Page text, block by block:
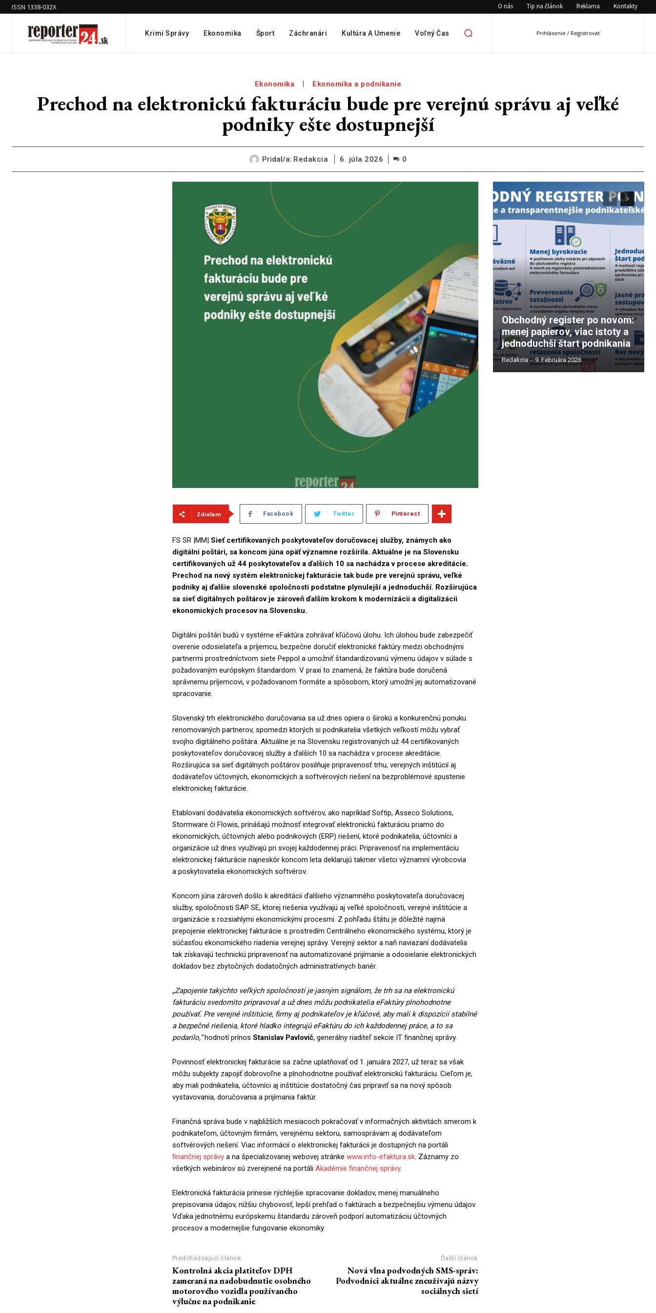
ISSN 1338-032X O nás Tip na článok Reklama Kontakty
Krimi Správy Ekonomika Šport Záchranári Kultúra A Umenie Voľný Čas Prihlásenie / Registrovať
Ekonomika Ekonomika a podnikanie
Prechod na elektronickú fakturáciu bude pre verejnú správu aj veľké
podniky ešte dostupnejší
Pridal/a: Redakcia 6. júla 2026 0
Zdieľam Facebook Twitter Pinterest
FS SR |MM| Sieť certifikovaných poskytovateľov doručovacej služby, známych ako
digitálni poštári, sa koncom júna opäť významne rozšírila. Aktuálne je na Slovensku
certifikovaných už 44 poskytovateľov a ďalších 10 sa nachádza v procese akreditácie.
Prechod na nový systém elektronickej fakturácie tak bude pre verejnú správu, veľké
podniky aj ďalšie slovenské spoločnosti podstatne plynulejší a jednoduchší. Rozširujúca
sa sieť digitálnych poštárov je zároveň ďalším krokom k modernizácii a digitalizácii
ekonomických procesov na Slovensku.
Digitálni poštári budú v systéme eFaktúra zohrávať kľúčovú úlohu. Ich úlohou bude zabezpečiť
overenie odosielateľa a príjemcu, bezpečne doručiť elektronické faktúry medzi obchodnými
partnermi prostredníctvom siete Peppol a umožniť štandardizovanú výmenu údajov v súlade s
požadovaným európskym štandardom. V praxi to znamená, že faktúra bude doručená
správnemu príjemcovi, v požadovanom formáte a spôsobom, ktorý umožní jej automatizované
spracovanie.
Slovenský trh elektronického doručovania sa už dnes opiera o širokú a konkurenčnú ponuku
renomovaných partnerov, spomedzi ktorých si podnikatelia všetkých veľkostí môžu vybrať
svojho digitálneho poštára. Aktuálne je na Slovensku registrovaných už 44 certifikovaných
poskytovateľov doručovacej služby a ďalších 10 sa nachádza v procese akreditácie.
Rozširujúca sa sieť digitálnych poštárov posilňuje pripravenosť trhu, verejných inštitúcií aj
dodávateľov účtovných, ekonomických a softvérových riešení na bezproblémové spustenie
elektronickej fakturácie.
Etablovaní dodávatelia ekonomických softvérov, ako napríklad Softip, Asseco Solutions,
Stormware či Flowis, prinášajú možnosť integrovať elektronickú fakturáciu priamo do
ekonomických, účtovných alebo podnikových (ERP) riešení, ktoré podnikatelia, účtovníci a
organizácie už dnes využívajú pri svojej každodennej práci. Pripravenosť na implementáciu
elektronickej fakturácie najneskôr koncom leta deklarujú takmer všetci významní výrobcovia
a poskytovatelia ekonomických softvérov.
Koncom júna zároveň došlo k akreditácii ďalšieho významného poskytovateľa doručovacej
služby, spoločnosti SAP SE, ktorej riešenia využívajú aj veľké spoločnosti, verejné inštitúcie a
organizácie s rozsiahlymi ekonomickými procesmi. Z pohľadu štátu je dôležité najmä
prepojenie elektronickej fakturácie s prostredím Centrálneho ekonomického systému, ktorý je
súčasťou ekonomického riadenia verejnej správy. Verejný sektor a naň naviazaní dodávatelia
tak získavajú technickú pripravenosť na automatizované prijímanie a odosielanie elektronických
dokladov bez zbytočných dodatočných administratívnych bariér.
„Zapojenie takýchto veľkých spoločností je jasným signálom, že trh sa na elektronickú
fakturáciu svedomito pripravoval a už dnes môžu podnikatelia eFaktúry plnohodnotne
používať. Pre verejné inštitúcie, firmy aj podnikateľov je kľúčové, aby mali k dispozícii stabilné
a bezpečné riešenia, ktoré hladko integrujú eFaktúru do ich každodennej práce, a to sa
podarilo,“hodnotí prínos Stanislav Pavlovič, generálny riaditeľ sekcie IT finančnej správy.
Povinnosť elektronickej fakturácie sa začne uplatňovať od 1. januára 2027, už teraz sa však
môžu subjekty zapojiť dobrovoľne a plnohodnotne používať elektronickú fakturáciu. Cieľom je,
aby mali podnikatelia, účtovníci aj inštitúcie dostatočný čas pripraviť sa na nový spôsob
vystavovania, doručovania a prijímania faktúr.
Finančná správa bude v najbližších mesiacoch pokračovať v informačných aktivitách smerom k
podnikateľom, účtovným firmám, verejnému sektoru, samosprávam aj dodávateľom
softvérových riešení. Viac informácií o elektronickej fakturácii je dostupných na portáli
finančnej správya na špecializovanej webovej stránke www.info-efaktura.sk. Záznamy zo
všetkých webinárov sú zverejnené na portáli Akadémie finančnej správy.
Elektronická fakturácia prinesie rýchlejšie spracovanie dokladov, menej manuálneho
prepisovania údajov, nižšiu chybovosť, lepší prehľad o faktúrach a bezpečnejšiu výmenu údajov.
Vďaka jednotnému európskemu štandardu zároveň podporí automatizáciu účtovných
procesov a modernejšie fungovanie ekonomiky.
Obchodný register po novom:
menej papierov, viac istoty a
jednoduchší štart podnikania
Redakcia - 9. Februára 2026
Predchádzajúci článok
Kontrolná akcia platiteľov DPH
zameraná na nadobudnutie osobného
motorového vozidla používaného
výlučne na podnikanie
Ďalší článok
Nová vlna podvodných SMS-správ:
Podvodníci aktuálne zneužívajú názvy
sociálnych sietí